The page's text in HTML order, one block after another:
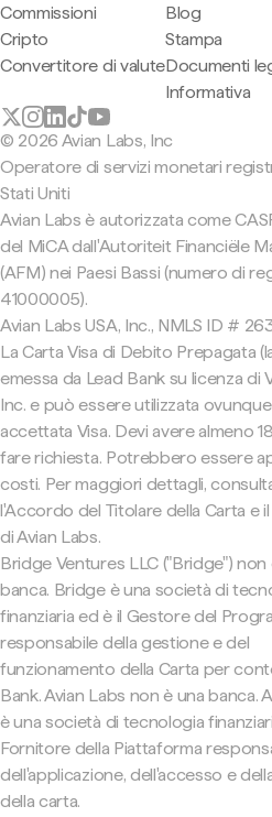
Commissioni
Cripto
Convertitore di valute
Blog
Stampa
Documenti
Informativa
© 2026 Avian Labs, Inc
Operatore di servizi monetari
Stati Uniti
Avian Labs è autorizzata come
del MiCA dall'Autoriteit Financiële
(AFM) nei Paesi Bassi (numero di
41000005).
Avian Labs USA, Inc., NMLS ID #
La Carta Visa di Debito Prepagata
emessa da Lead Bank su licenza di
Inc. e può essere utilizzata
accettata Visa. Devi avere almeno
fare richiesta. Potrebbero essere
costi. Per maggiori dettagli,
l'Accordo del Titolare della Carta e
di Avian Labs.
Bridge Ventures LLC ("Bridge") non
banca. Bridge è una società di
finanziaria ed è il Gestore del
responsabile della gestione e del
funzionamento della Carta per
Bank. Avian Labs non è una banca.
è una società di tecnologia
Fornitore della Piattaforma
dell'applicazione, dell'accesso e
della carta.